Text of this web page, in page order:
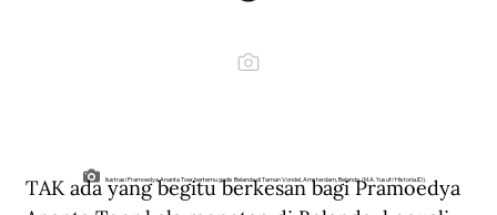
Ilustrasi Pramoedya Ananta Toer bertemu gadis Belanda di Taman Vondel, Amsterdam, Belanda. (M.A. Yusuf/Historia.ID).
TAK ada yang begitu berkesan bagi Pramoedya